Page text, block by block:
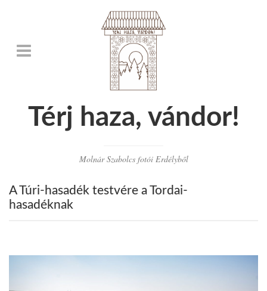
Térj haza, vándor!
Molnár Szabolcs fotói Erdélyből
A Túri-hasadék testvére a Tordai-
hasadéknak